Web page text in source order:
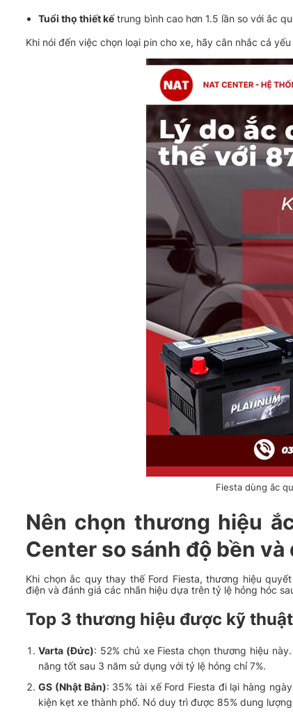
Tuổi thọ thiết kếtrung bình cao hơn 1.5 lần so với ắc
Khi nói đến việc chọn loại pin cho xe, hãy cân nhắc cả
Fiesta dùng ắc
Nên chọn thương hiệu
Center so sánh độ bền và
Khi chọn ắc quy thay thế Ford Fiesta, thương hiệu
điện và đánh giá các nhãn hiệu dựa trên tỷ lệ hỏng hóc
Top 3 thương hiệu được kỹ
Varta (Đức): 52% chủ xe Fiesta chọn thương hiệu
năng tốt sau 3 năm sử dụng với tỷ lệ hỏng chỉ 7%.
GS (Nhật Bản): 35% tài xế Ford Fiesta đi lại hàng
kiện kẹt xe thành phố. Nó duy trì được 85% dung